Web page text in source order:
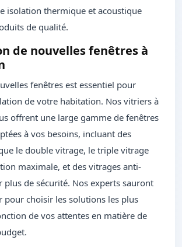
isolation thermique et acoustique
de qualité.
de nouvelles fenêtres à
fenêtres est essentiel pour
de votre habitation. Nos vitriers à
offrent une large gamme de fenêtres
à vos besoins, incluant des
le double vitrage, le triple vitrage
maximale, et des vitrages anti-
de sécurité. Nos experts sauront
pour choisir les solutions les plus
de vos attentes en matière de